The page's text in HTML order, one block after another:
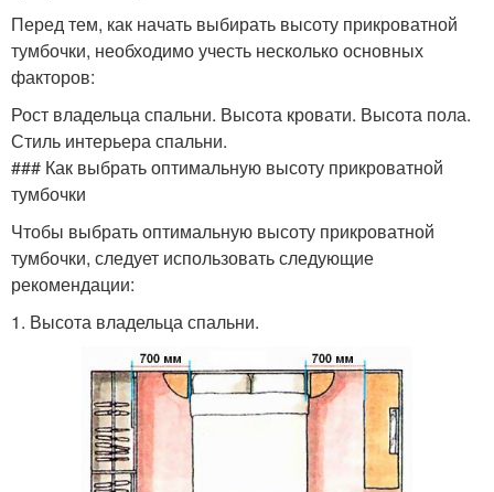
Перед тем, как начать выбирать высоту прикроватной
тумбочки, необходимо учесть несколько основных
факторов:
Рост владельца спальни. Высота кровати. Высота пола.
Стиль интерьера спальни.
### Как выбрать оптимальную высоту прикроватной
тумбочки
Чтобы выбрать оптимальную высоту прикроватной
тумбочки, следует использовать следующие
рекомендации:
1. Высота владельца спальни.